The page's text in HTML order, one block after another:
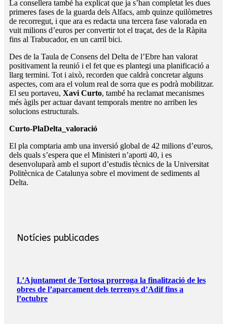
La consellera també ha explicat que ja s’han completat les dues
primeres fases de la guarda dels Alfacs, amb quinze quilòmetres
de recorregut, i que ara es redacta una tercera fase valorada en
vuit milions d’euros per convertir tot el traçat, des de la Ràpita
fins al Trabucador, en un carril bici.
Des de la Taula de Consens del Delta de l’Ebre han valorat
positivament la reunió i el fet que es plantegi una planificació a
llarg termini. Tot i això, recorden que caldrà concretar alguns
aspectes, com ara el volum real de sorra que es podrà mobilitzar.
El seu portaveu, Xavi Curto, també ha reclamat mecanismes
més àgils per actuar davant temporals mentre no arriben les
solucions estructurals.
Curto-PlaDelta_valoració
El pla comptaria amb una inversió global de 42 milions d’euros,
dels quals s’espera que el Ministeri n’aporti 40, i es
desenvoluparà amb el suport d’estudis tècnics de la Universitat
Politècnica de Catalunya sobre el moviment de sediments al
Delta.
Notícies publicades
L’Ajuntament de Tortosa prorroga la finalització de les
obres de l’aparcament dels terrenys d’Adif fins a
l’octubre